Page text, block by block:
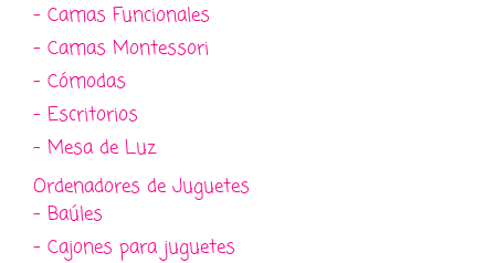
- Camas Funcionales
- Camas Montessori
- Cómodas
- Escritorios
- Mesa de Luz
Ordenadores de Juguetes
- Baúles
- Cajones para juguetes